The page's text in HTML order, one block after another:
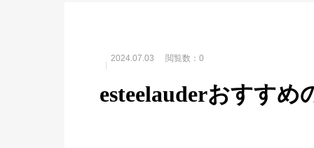
2024.07.03 閲覧数：0
esteelauderおすすめ